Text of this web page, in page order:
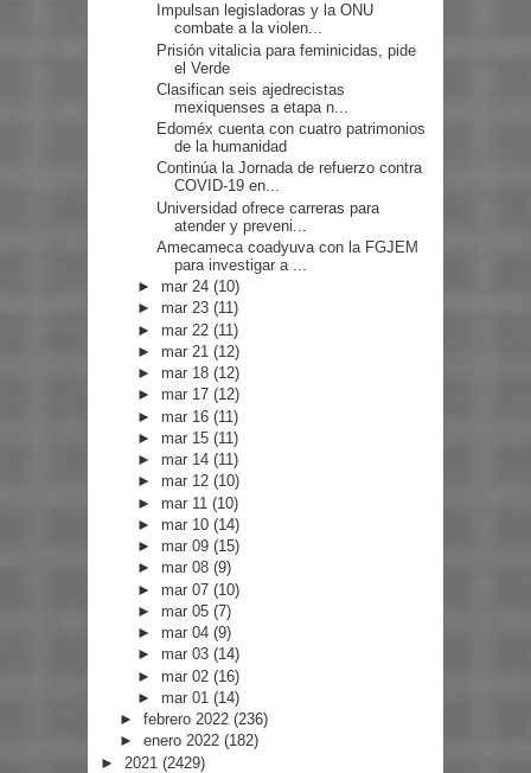
Impulsan legisladoras y la ONU
combate a la violen...
Prisión vitalicia para feminicidas, pide
el Verde
Clasifican seis ajedrecistas
mexiquenses a etapa n...
Edoméx cuenta con cuatro patrimonios
de la humanidad
Continúa la Jornada de refuerzo contra
COVID-19 en...
Universidad ofrece carreras para
atender y preveni...
Amecameca coadyuva con la FGJEM
para investigar a ...
► mar 24(10)
► mar 23(11)
► mar 22(11)
► mar 21(12)
► mar 18(12)
► mar 17(12)
► mar 16(11)
► mar 15(11)
► mar 14(11)
► mar 12(10)
► mar 11(10)
► mar 10(14)
► mar 09(15)
► mar 08(9)
► mar 07(10)
► mar 05(7)
► mar 04(9)
► mar 03(14)
► mar 02(16)
► mar 01(14)
► febrero 2022 (236)
► enero 2022 (182)
► 2021 (2429)